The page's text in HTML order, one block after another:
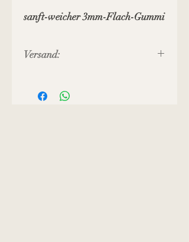
sanft-weicher 3mm-Flach-Gummi
Versand:
Versandkosten